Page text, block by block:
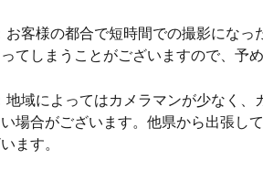
客様の都合で短時間での撮影にな
てしまうことがございますので、予め
域によってはカメラマンが少なく
場合がございます。他県から出張し
ます。